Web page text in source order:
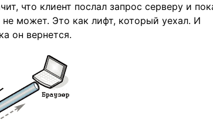
что клиент послал запрос серверу и
может. Это как лифт, который уехал. И
он вернется.